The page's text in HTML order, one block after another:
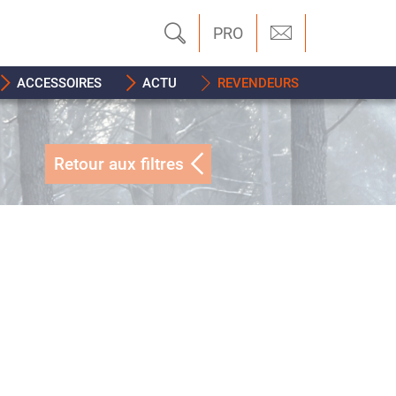
PRO
ACCESSOIRES ACTU REVENDEURS
Retour aux filtres